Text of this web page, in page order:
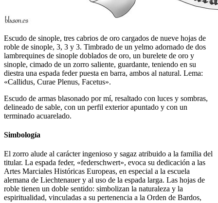
Escudo de sinople, tres cabrios de oro cargados de nueve hojas de
roble de sinople, 3, 3 y 3. Timbrado de un yelmo adornado de dos
lambrequines de sinople doblados de oro, un burelete de oro y
sinople, cimado de un zorro saliente, guardante, teniendo en su
diestra una espada feder puesta en barra, ambos al natural. Lema:
«Callidus, Curae Plenus, Facetus».
Escudo de armas blasonado por mí, resaltado con luces y sombras,
delineado de sable, con un perfil exterior apuntado y con un
terminado acuarelado.
Simbología
El zorro alude al carácter ingenioso y sagaz atribuido a la familia del
titular. La espada feder, «federschwert», evoca su dedicación a las
Artes Marciales Históricas Europeas, en especial a la escuela
alemana de Liechtenauer y al uso de la espada larga. Las hojas de
roble tienen un doble sentido: simbolizan la naturaleza y la
espiritualidad, vinculadas a su pertenencia a la Orden de Bardos,